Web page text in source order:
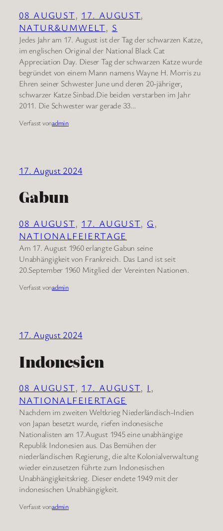
08 AUGUST, 17. AUGUST
NATUR&UMWELT, S
Jedes Jahr am 17. August ist der Tag der schwarzen Katze,
im englischen Original der National Black Cat
Appreciation Day. Dieser Tag der schwarzen Katze wurde
begründet von einem Mann namens Wayne H. Morris zu
Ehren seiner Schwester June und deren 20-jähriger,
schwarzer Katze Sinbad.Die beiden verstarben im Jahr
2011. Die Schwester war gerade 33…
Verfasst vonadmin
17. August 2024
Gabun
08 AUGUST, 17. AUGUST, G
NATIONALFEIERTAGE
Am 17. August 1960 erlangte Gabun seine
Unabhängigkeit von Frankreich. Das Land ist seit
20.September 1960 Mitglied der Vereinten Nationen.
Verfasst vonadmin
17. August 2024
Indonesien
08 AUGUST, 17. AUGUST, I
NATIONALFEIERTAGE
Nachdem im zweiten Weltkrieg Niederländisch-Indien
von Japan besetzt wurde, riefen indonesische
Nationalisten am 17.August 1945 eine unabhängige
Republik Indonesien aus. Das Bemühen der
niederländischen Regierung, die alte Kolonialverwaltung
wieder einzusetzen führte zum Indonesischen
Unabhängigkeitskrieg. Dieser endete 1949 mit der
indonesischen Unabhängigkeit.
Verfasst vonadmin